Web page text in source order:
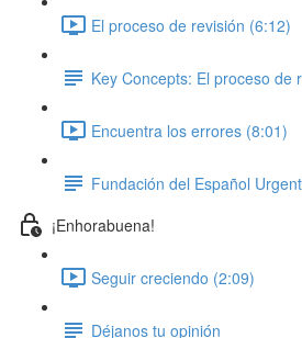
El proceso de revisión (6:12)
Key Concepts: El proceso de
Encuentra los errores (8:01)
Fundación del Español
¡Enhorabuena!
Seguir creciendo (2:09)
Déjanos tu opinión